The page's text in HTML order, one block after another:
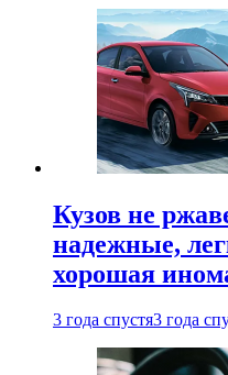
Кузов не
надежные,
хорошая
3 года спустя3 года